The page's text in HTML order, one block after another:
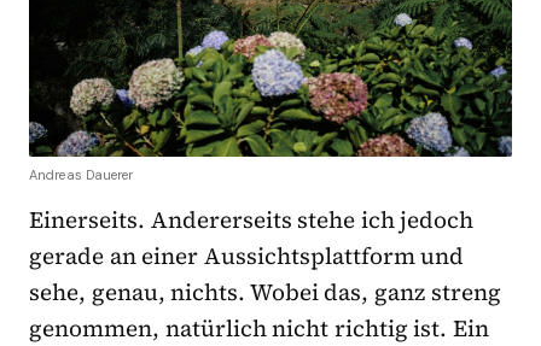
Andreas Dauerer
Einerseits. Andererseits stehe ich jedoch
gerade an einer Aussichtsplattform und
sehe, genau, nichts. Wobei das, ganz streng
genommen, natürlich nicht richtig ist. Ein